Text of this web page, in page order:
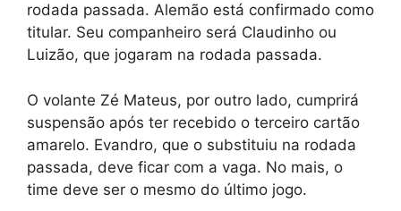
rodada passada. Alemão está confirmado como
titular. Seu companheiro será Claudinho ou
Luizão, que jogaram na rodada passada.
O volante Zé Mateus, por outro lado, cumprirá
suspensão após ter recebido o terceiro cartão
amarelo. Evandro, que o substituiu na rodada
passada, deve ficar com a vaga. No mais, o
time deve ser o mesmo do último jogo.